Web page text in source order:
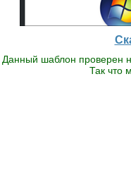
Данный шаблон проверен
Так что